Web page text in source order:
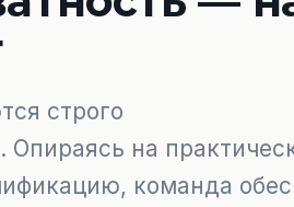
строго
на
команда